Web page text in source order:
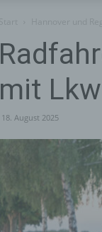
mit
18. August 2025